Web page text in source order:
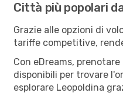
Città più popolari
Grazie alle opzioni di
tariffe competitive,
Con eDreams,
disponibili per trovare
esplorare Leopoldina